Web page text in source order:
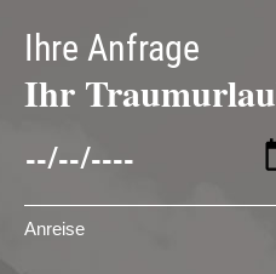
Postleitzahl
Ort
Ihre Anfrage
Ihr
Anreise